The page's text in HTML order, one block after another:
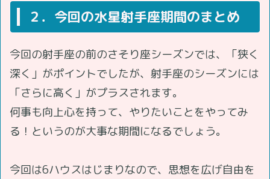
２．今回の水星射手座期間のまとめ
今回の射手座の前のさそり座シーズンでは、「狭く
深く」がポイントでしたが、射手座のシーズンには
「さらに高く」がプラスされます。
何事も向上心を持って、やりたいことをやってみ
る！というのが大事な期間になるでしょう。
今回は6ハウスはじまりなので、思想を広げ自由を